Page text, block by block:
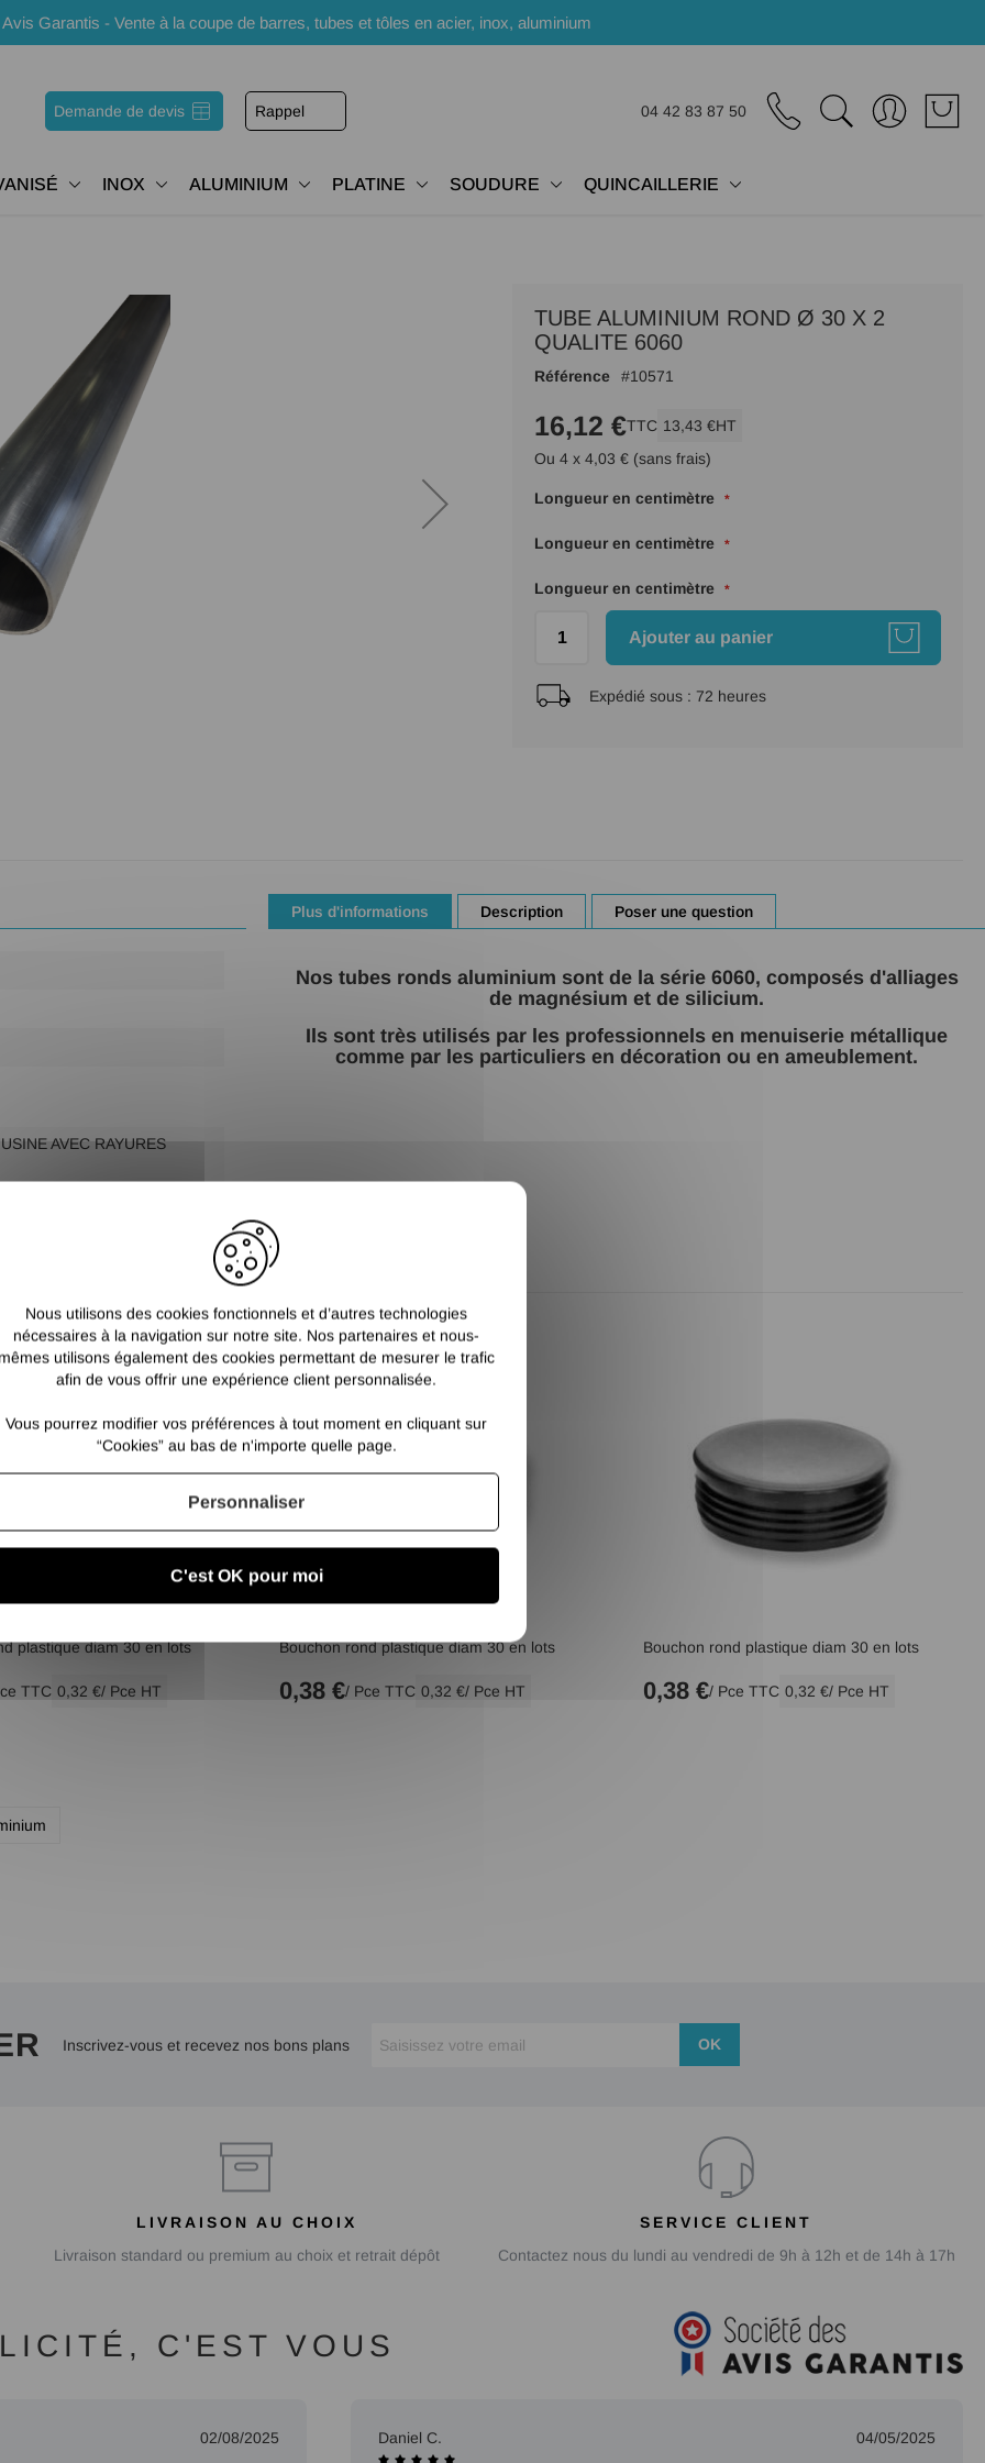
Garantis - Vente à la coupe de barres, tubes et tôles en acier, inox, aluminium
Demande de devis Rappel 04 42 83 87 50
INOX ALUMINIUM PLATINE SOUDURE QUINCAILLERIE
TUBE ALUMINIUM ROND Ø 30 X 2
QUALITE 6060
Référence 10571
16,12 €TTC 13,43 €HT
Ou 4 x 4,03 € (sans frais)
Longueur en centimètre
Longueur en centimètre
Longueur en centimètre
Ajouter au panier
Expédié sous : 72 heures
AVEC RAYURES
Plus d'informations
Nos tubes ronds aluminium sont de la série 6060, composés d'alliages
de magnésium et de silicium.
Ils sont très utilisés par les professionnels en menuiserie métallique
comme par les particuliers en décoration ou en ameublement.
Description Poser une question
plastique diam 30 en lots
TTC 0,32 €/ Pce HT
Bouchon rond plastique diam 30 en lots
0,38 €/ Pce TTC 0,32 €/ Pce HT
Bouchon rond plastique diam 30 en lots
0,38 €/ Pce TTC 0,32 €/ Pce HT
Inscrivez-vous et recevez nos bons plans OK
LIVRAISON AU CHOIX
Livraison standard ou premium au choix et retrait dépôt
SERVICE CLIENT
Contactez nous du lundi au vendredi de 9h à 12h et de 14h à 17h
C'EST VOUS
02/08/2025 Daniel C. 04/05/2025
Nous utilisons des cookies fonctionnels et d’autres technologies
nécessaires à la navigation sur notre site. Nos partenaires et nous-
mêmes utilisons également des cookies permettant de mesurer le trafic
afin de vous offrir une expérience client personnalisée.
Vous pourrez modifier vos préférences à tout moment en cliquant sur
“Cookies” au bas de n'importe quelle page.
C'est OK pour moi
Personnaliser